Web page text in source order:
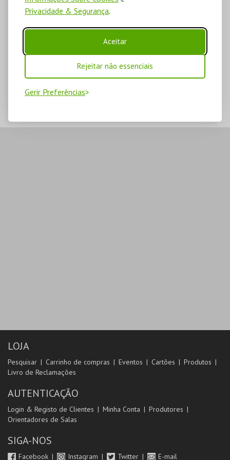
Privacidade & Segurança.
Aceitar
Rejeitar não essenciais
Gerir Preferências
LOJA
Pesquisar Carrinho de compras Eventos Cartões
Produtos
Livro de Reclamações
AUTENTICAÇÃO
Login & Registo de Clientes Minha Conta
Produtores
Orientadores de Salas
SIGA-NOS
Facebook Instagram Twitter E-mail